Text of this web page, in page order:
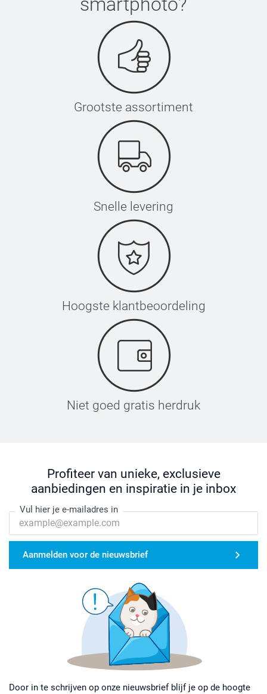
Grootste assortiment
Snelle levering
Hoogste klantbeoordeling
Niet goed gratis herdruk
Profiteer van unieke, exclusieve
aanbiedingen en inspiratie in je inbox
Vul hier je e-mailadres in
Aanmelden voor de nieuwsbrief
Door in te schrijven op onze nieuwsbrief blijf je op de hoogte